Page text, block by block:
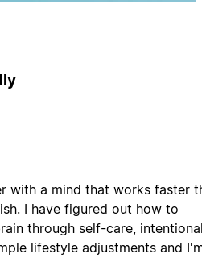
with a mind that works faster
I have figured out how to
through self-care,
lifestyle adjustments and